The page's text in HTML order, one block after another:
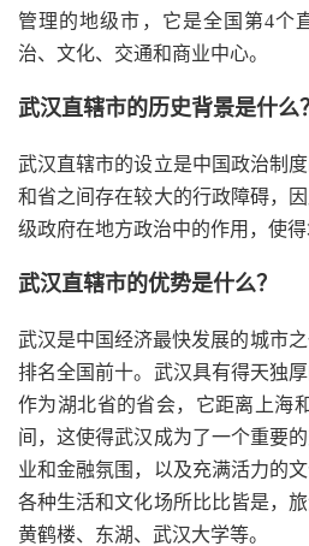
管理的地级市，它是全国第4个
治、文化、交通和商业中心。
武汉直辖市的历史背景是什么？
武汉直辖市的设立是中国政治制
和省之间存在较大的行政障碍，
级政府在地方政治中的作用，使得
武汉直辖市的优势是什么？
武汉是中国经济最快发展的城市
排名全国前十。武汉具有得天独
作为湖北省的省会，它距离上海
间，这使得武汉成为了一个重要
业和金融氛围，以及充满活力的
各种生活和文化场所比比皆是，
黄鹤楼、东湖、武汉大学等。